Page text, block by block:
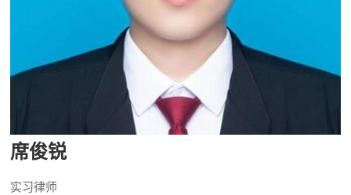
席俊锐
实习律师